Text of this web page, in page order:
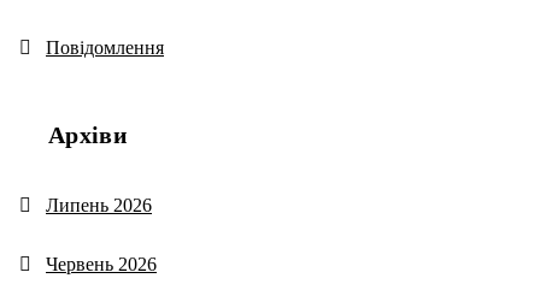
Повідомлення
Архіви
Липень 2026
Червень 2026